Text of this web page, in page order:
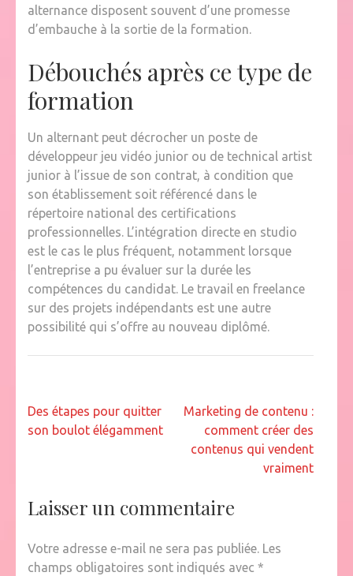
alternance disposent souvent d’une promesse
d’embauche à la sortie de la formation.
Débouchés après ce type de
formation
Un alternant peut décrocher un poste de
développeur jeu vidéo junior ou de technical artist
junior à l’issue de son contrat, à condition que
son établissement soit référencé dans le
répertoire national des certifications
professionnelles. L’intégration directe en studio
est le cas le plus fréquent, notamment lorsque
l’entreprise a pu évaluer sur la durée les
compétences du candidat. Le travail en freelance
sur des projets indépendants est une autre
possibilité qui s’offre au nouveau diplômé.
Navigation
de
Des étapes pour quitter
son boulot élégamment
Marketing de contenu :
comment créer des
contenus qui vendent
vraiment
Laisser un commentaire
Votre adresse e-mail ne sera pas publiée. Les
champs obligatoires sont indiqués avec *